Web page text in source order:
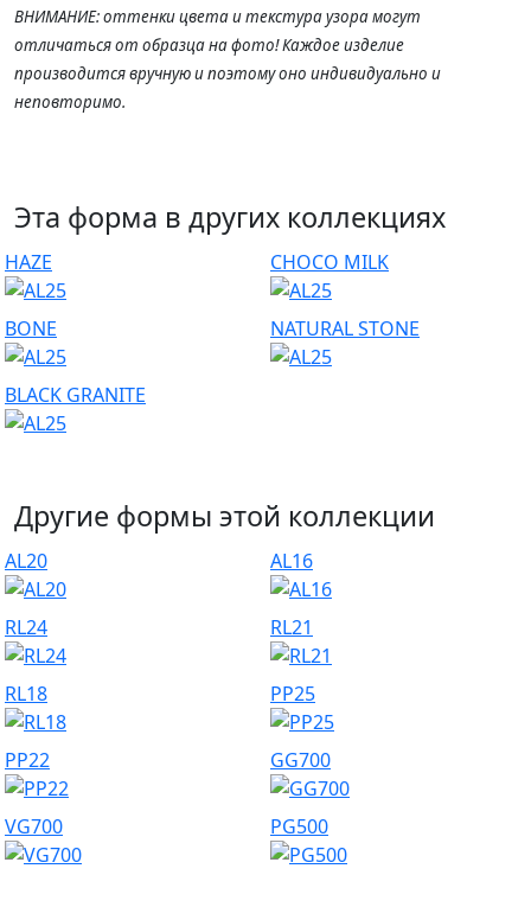
ВНИМАНИЕ: оттенки цвета и текстура узора могут
отличаться от образца на фото! Каждое изделие
производится вручную и поэтому оно индивидуально и
неповторимо.
Эта форма в других коллекциях
HAZE CHOCO MILK
BONE NATURAL STONE
BLACK GRANITE
Другие формы этой коллекции
AL20 AL16
RL24 RL21
RL18 PP25
PP22 GG700
VG700 PG500